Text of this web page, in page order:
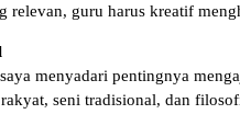
relevan, guru harus kreatif
menyadari pentingnya
seni tradisional, dan